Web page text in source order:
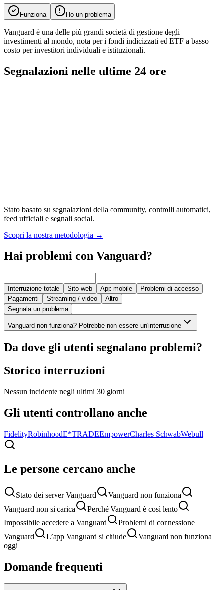
Funziona Ho un problema
Vanguard è una delle più grandi società di gestione degli
investimenti al mondo, nota per i fondi indicizzati ed ETF a basso
costo per investitori individuali e istituzionali.
Segnalazioni nelle ultime 24 ore
Stato basato su segnalazioni della community, controlli automatici,
feed ufficiali e segnali social.
Scopri la nostra metodologia →
Hai problemi con Vanguard?
Interruzione totale Sito web App mobile
Problemi di accesso
Pagamenti
Streaming / video
Altro
Segnala un problema
Vanguard non funziona? Potrebbe non essere un'interruzione
Da dove gli utenti segnalano problemi?
Storico interruzioni
Nessun incidente negli ultimi 30 giorni
Gli utenti controllano anche
FidelityRobinhoodE*TRADEEmpowerCharles SchwabWebull
Le persone cercano anche
Stato dei server Vanguard
Vanguard non funziona
Vanguard non si carica
Perché Vanguard è così lento
Impossibile accedere a Vanguard
Problemi di connessione
Vanguard
L’app Vanguard si chiude
Vanguard non funziona
oggi
Domande frequenti